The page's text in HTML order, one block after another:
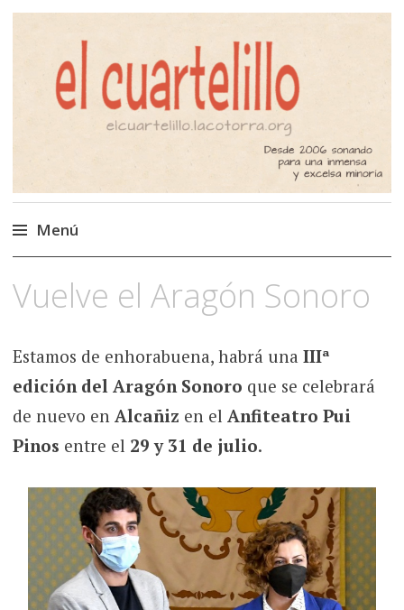
El Cuartelillo
Programa de radio de música
independiente. Podcast
Menú
al
Vuelve el Aragón Sonoro
Estamos de enhorabuena, habrá una IIIª
edición del Aragón Sonoro que se celebrará
de nuevo en Alcañiz en el Anfiteatro Pui
Pinos entre el 29 y 31 de julio.